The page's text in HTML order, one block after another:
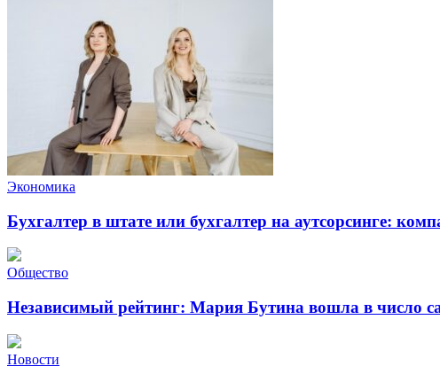
Экономика
Бухгалтер в штате или бухгалтер на аутсорсинге:
Общество
Независимый рейтинг: Мария Бутина вошла в число
Новости